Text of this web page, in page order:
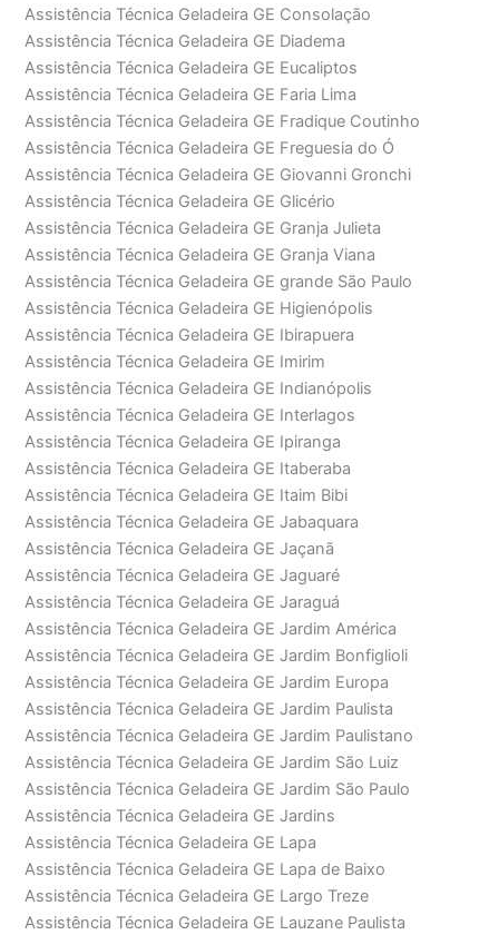
Assistência Técnica Geladeira GE Consolação
Assistência Técnica Geladeira GE Diadema
Assistência Técnica Geladeira GE Eucaliptos
Assistência Técnica Geladeira GE Faria Lima
Assistência Técnica Geladeira GE Fradique Coutinho
Assistência Técnica Geladeira GE Freguesia do Ó
Assistência Técnica Geladeira GE Giovanni Gronchi
Assistência Técnica Geladeira GE Glicério
Assistência Técnica Geladeira GE Granja Julieta
Assistência Técnica Geladeira GE Granja Viana
Assistência Técnica Geladeira GE grande São Paulo
Assistência Técnica Geladeira GE Higienópolis
Assistência Técnica Geladeira GE Ibirapuera
Assistência Técnica Geladeira GE Imirim
Assistência Técnica Geladeira GE Indianópolis
Assistência Técnica Geladeira GE Interlagos
Assistência Técnica Geladeira GE Ipiranga
Assistência Técnica Geladeira GE Itaberaba
Assistência Técnica Geladeira GE Itaim Bibi
Assistência Técnica Geladeira GE Jabaquara
Assistência Técnica Geladeira GE Jaçanã
Assistência Técnica Geladeira GE Jaguaré
Assistência Técnica Geladeira GE Jaraguá
Assistência Técnica Geladeira GE Jardim América
Assistência Técnica Geladeira GE Jardim Bonfiglioli
Assistência Técnica Geladeira GE Jardim Europa
Assistência Técnica Geladeira GE Jardim Paulista
Assistência Técnica Geladeira GE Jardim Paulistano
Assistência Técnica Geladeira GE Jardim São Luiz
Assistência Técnica Geladeira GE Jardim São Paulo
Assistência Técnica Geladeira GE Jardins
Assistência Técnica Geladeira GE Lapa
Assistência Técnica Geladeira GE Lapa de Baixo
Assistência Técnica Geladeira GE Largo Treze
Assistência Técnica Geladeira GE Lauzane Paulista